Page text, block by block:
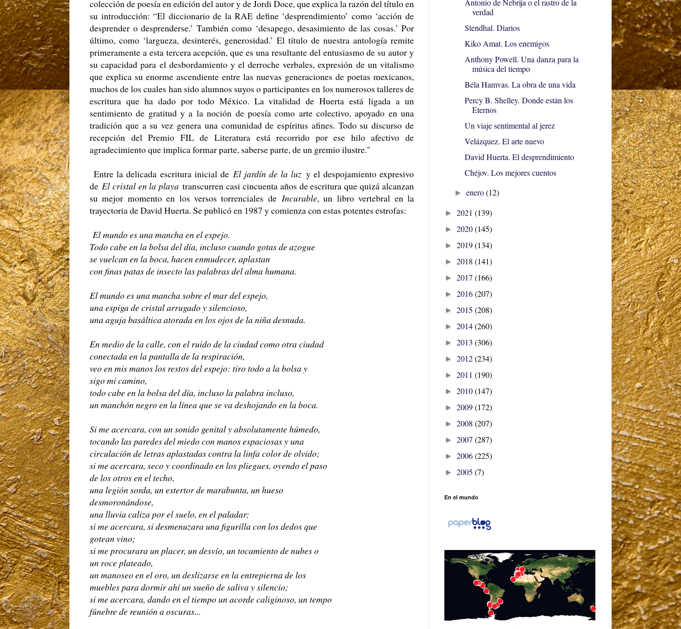
colección de poesía en edición del autor y de Jordi Doce, que explica la razón del título en
su introducción: “El diccionario de la RAE define ‘desprendimiento’ como ‘acción de
desprender o desprenderse.’ También como ‘desapego, desasimiento de las cosas.’ Por
último, como ‘largueza, desinterés, generosidad.’ El título de nuestra antología remite
primeramente a esta tercera acepción, que es una resultante del entusiasmo de su autor y
su capacidad para el desbordamiento y el derroche verbales, expresión de un vitalismo
que explica su enorme ascendiente entre las nuevas generaciones de poetas mexicanos,
muchos de los cuales han sido alumnos suyos o participantes en los numerosos talleres de
escritura que ha dado por todo México. La vitalidad de Huerta está ligada a un
sentimiento de gratitud y a la noción de poesía como arte colectivo, apoyado en una
tradición que a su vez genera una comunidad de espíritus afines. Todo su discurso de
recepción del Premio FIL de Literatura está recorrido por ese hilo afectivo de
agradecimiento que implica formar parte, saberse parte, de un gremio ilustre."
Entre la delicada escritura inicial de El jardín de la luz y el despojamiento expresivo
de El cristal en la playatranscurren casi cincuenta años de escritura que quizá alcanzan
su mejor momento en los versos torrenciales deIncurable, un libro vertebral en la
trayectoria de David Huerta. Se publicó en 1987 y comienza con estas potentes estrofas:
El mundo es una mancha en el espejo.
Todo cabe en la bolsa del día, incluso cuando gotas de azogue
se vuelcan en la boca, hacen enmudecer, aplastan
con finas patas de insecto las palabras del alma humana.
El mundo es una mancha sobre el mar del espejo,
una espiga de cristal arrugado y silencioso,
una aguja basáltica atorada en los ojos de la niña desnuda.
En medio de la calle, con el ruido de la ciudad como otra ciudad
conectada en la pantalla de la respiración,
veo en mis manos los restos del espejo: tiro todo a la bolsa y
sigo mi camino,
todo cabe en la bolsa del día, incluso la palabra incluso,
un manchón negro en la línea que se va deshojando en la boca.
Si me acercara, con un sonido genital y absolutamente húmedo,
tocando las paredes del miedo con manos espaciosas y una
circulación de letras aplastadas contra la linfa color de olvido;
si me acercara, seco y coordinado en los pliegues, oyendo el paso
de los otros en el techo,
una legión sorda, un estertor de marabunta, un hueso
desmoronándose,
una lluvia caliza por el suelo, en el paladar;
si me acercara, si desmenuzara una figurilla con los dedos que
gotean vino;
si me procurara un placer, un desvío, un tocamiento de nubes o
un roce plateado,
un manoseo en el oro, un deslizarse en la entrepierna de los
muebles para dormir ahí un sueño de saliva y silencio;
si me acercara, dando en el tiempo un acorde caliginoso, un tempo
fúnebre de reunión a oscuras...
Antonio de Nebrija o el rastro de la
verdad
Stendhal. Diarios
Kiko Amat. Los enemigos
Anthony Powell. Una danza para la
música del tiempo
Béla Hamvas. La obra de una vida
Percy B. Shelley. Donde están los
Eternos
Un viaje sentimental al jerez
Velázquez. El arte nuevo
David Huerta. El desprendimiento
Chéjov. Los mejores cuentos
►enero(12)
► 2021 (139)
► 2020(145)
► 2019(134)
► 2018 (141)
► 2017 (166)
► 2016(207)
► 2015 (208)
► 2014(260)
► 2013 (306)
► 2012(234)
► 2011 (190)
► 2010(147)
► 2009(172)
► 2008 (207)
► 2007 (287)
► 2006(225)
► 2005 (7)
En el mundo